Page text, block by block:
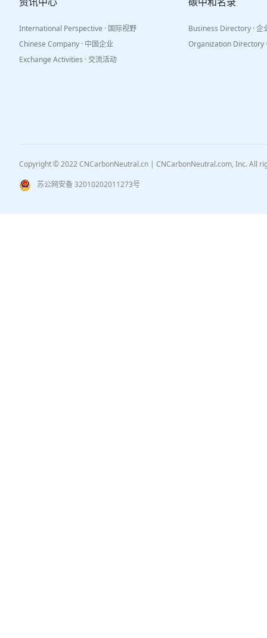
International Perspective · 国际视野
Chinese Company · 中国企业
Exchange Activities · 交流活动
Business Directory · 企
Organization Directory
Copyright © 2022 CNCarbonNeutral.cn | CNCarbonNeutral.com, Inc. All
苏公网安备 32010202011273号